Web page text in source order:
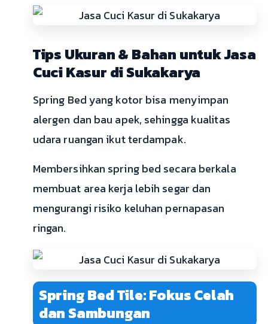
Tips Ukuran & Bahan untuk Jasa
Cuci Kasur di Sukakarya
Spring Bed yang kotor bisa menyimpan
alergen dan bau apek, sehingga kualitas
udara ruangan ikut terdampak.
Membersihkan spring bed secara berkala
membuat area kerja lebih segar dan
mengurangi risiko keluhan pernapasan
ringan.
Spring Bed Tile: Fokus Celah
dan Sambungan